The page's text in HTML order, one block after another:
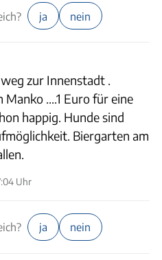
ja nein
zur Innenstadt .
....1 Euro für eine
happig. Hunde sind
Biergarten am
Uhr
ja nein